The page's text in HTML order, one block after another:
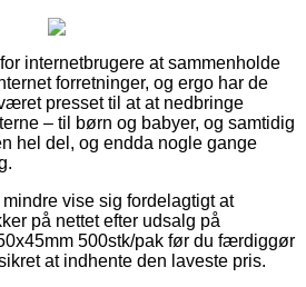
internetbrugere at sammenholde
forretninger, og ergo har de
presset til at at nedbringe
– til børn og babyer, og samtidig
hel del, og endda nogle gange
vise sig fordelagtigt at
på nettet efter udsalg på
500stk/pak før du færdiggør
at indhente den laveste pris.